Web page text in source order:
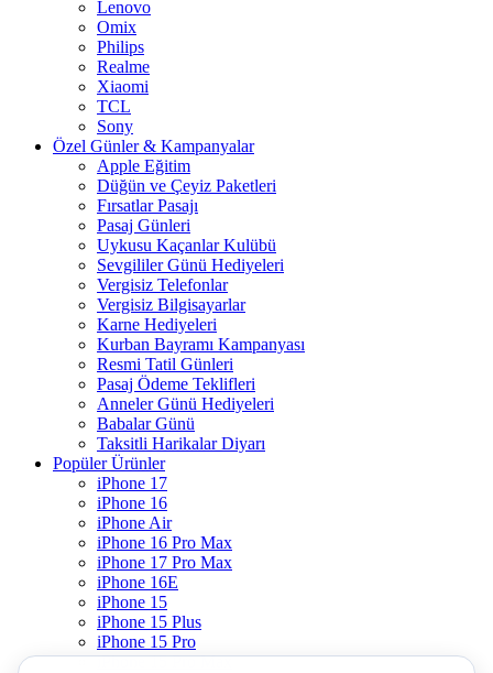
Lenovo
Omix
Philips
Realme
Xiaomi
TCL
Sony
Özel Günler & Kampanyalar
Apple Eğitim
Düğün ve Çeyiz Paketleri
Fırsatlar Pasajı
Pasaj Günleri
Uykusu Kaçanlar Kulübü
Sevgililer Günü Hediyeleri
Vergisiz Telefonlar
Vergisiz Bilgisayarlar
Karne Hediyeleri
Kurban Bayramı Kampanyası
Resmi Tatil Günleri
Pasaj Ödeme Teklifleri
Anneler Günü Hediyeleri
Babalar Günü
Taksitli Harikalar Diyarı
Popüler Ürünler
iPhone 17
iPhone 16
iPhone Air
iPhone 16 Pro Max
iPhone 17 Pro Max
iPhone 16E
iPhone 15
iPhone 15 Plus
iPhone 15 Pro
iPhone 15 Pro Max